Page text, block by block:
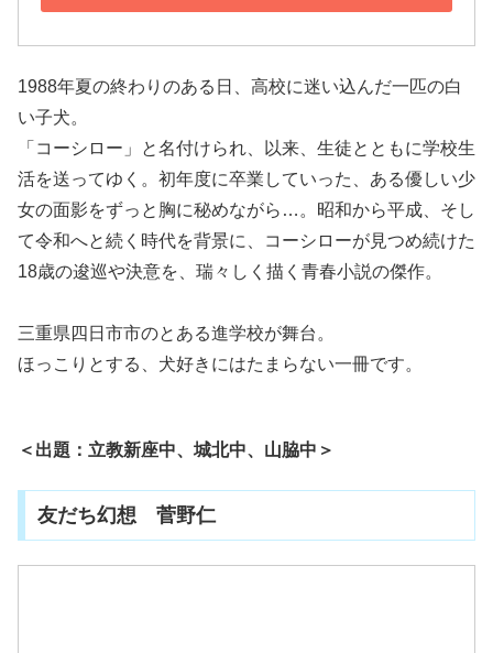
1988年夏の終わりのある日、高校に迷い込んだ一匹の白
い子犬。
「コーシロー」と名付けられ、以来、生徒とともに学校生
活を送ってゆく。初年度に卒業していった、ある優しい少
女の面影をずっと胸に秘めながら…。昭和から平成、そし
て令和へと続く時代を背景に、コーシローが見つめ続けた
18歳の逡巡や決意を、瑞々しく描く青春小説の傑作。
三重県四日市市のとある進学校が舞台。
ほっこりとする、犬好きにはたまらない一冊です。
＜出題：立教新座中、城北中、山脇中＞
友だち幻想 菅野仁